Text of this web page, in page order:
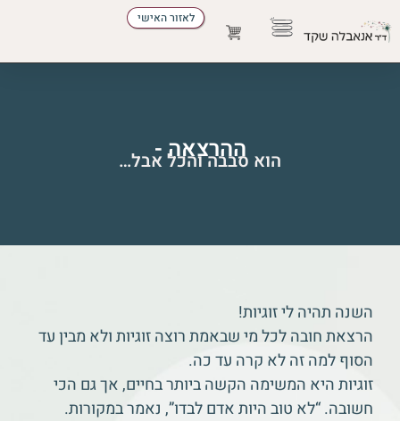
לאזור האישי
ההרצאה -
הוא סבבה והכל אבל…
השנה תהיה לי זוגיות!
הרצאת חובה לכל מי שבאמת רוצה זוגיות ולא מבין עד
הסוף למה זה לא קרה עד כה.
זוגיות היא המשימה הקשה ביותר בחיים, אך גם הכי
חשובה. “לא טוב היות אדם לבדו”, נאמר במקורות.